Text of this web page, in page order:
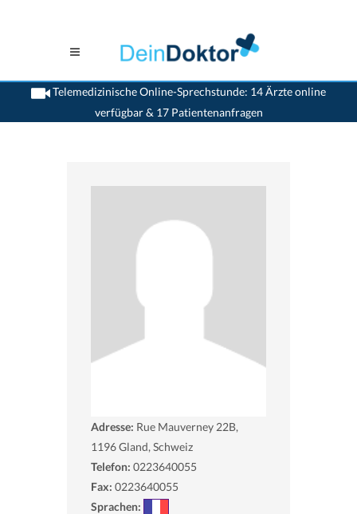
Telemedizinische Online-Sprechstunde: 14 Ärzte online
verfügbar & 17 Patientenanfragen
>Psychiater>Gland>Dr. Francis Perruchoud>Sprechstunde mit Dr. Francis
Adresse: Rue Mauverney 22B,
1196Gland, Schweiz
Telefon: 0223640055
Fax: 0223640055
Sprachen: